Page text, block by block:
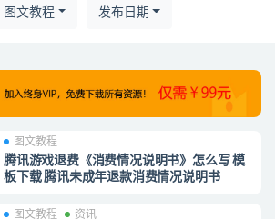
图文教程 发布日期
图文教程
腾讯游戏退费《消费情况说明书》怎么写 模
板下载 腾讯未成年退款消费情况说明书
图文教程 资讯